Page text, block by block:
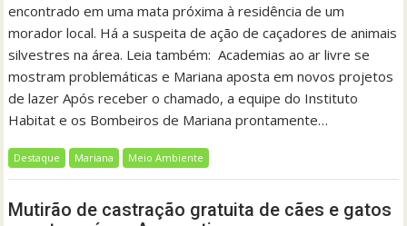
encontrado em uma mata próxima à residência de um
morador local. Há a suspeita de ação de caçadores de animais
silvestres na área. Leia também: Academias ao ar livre se
mostram problemáticas e Mariana aposta em novos projetos
de lazer Após receber o chamado, a equipe do Instituto
Habitat e os Bombeiros de Mariana prontamente…
Destaque Mariana Meio Ambiente
Mutirão de castração gratuita de cães e gatos